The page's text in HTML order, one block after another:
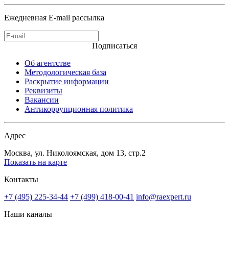
Ежедневная E-mail рассылка
Подписаться
Об агентстве
Методологическая база
Раскрытие информации
Реквизиты
Вакансии
Антикоррупционная политика
Адрес
Москва, ул. Николоямская, дом 13, стр.2
Показать на карте
Контакты
+7 (495) 225-34-44 +7 (499) 418-00-41 info@raexpert.ru
Наши каналы